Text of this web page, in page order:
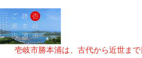
壱岐市勝本浦は、古代から近世ま